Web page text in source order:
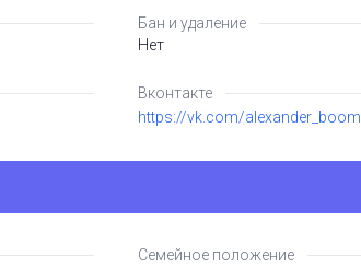
Бан и удаление
Нет
Вконтакте
https://vk.com/alexander_boom
Семейное положение